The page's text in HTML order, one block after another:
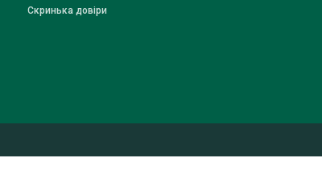
Скринька довіри